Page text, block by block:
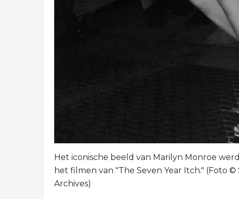
Het iconische beeld van Marilyn Monroe
het filmen van "The Seven Year Itch." (Foto
Archives)